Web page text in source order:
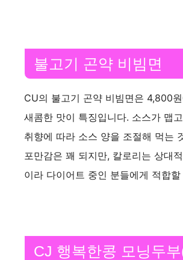
불고기 곤약 비빔면
CU의 불고기 곤약 비빔면은 4,800
새콤한 맛이 특징입니다. 소스가 맵
취향에 따라 소스 양을 조절해 먹는
포만감은 꽤 되지만, 칼로리는 상대
이라 다이어트 중인 분들에게 적합
CJ 행복한콩 모닝두